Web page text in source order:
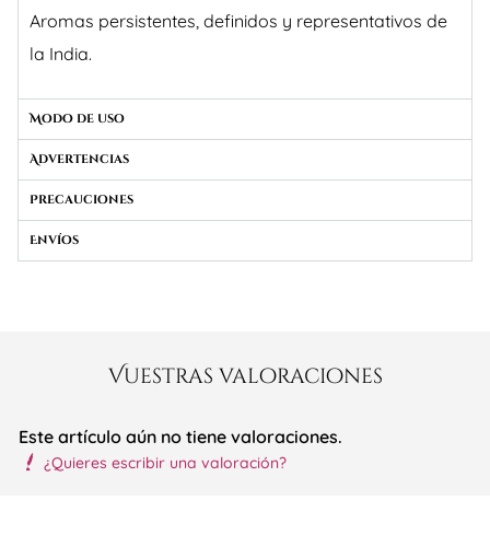
Aromas persistentes, definidos y representativos de
la India.
Modo de uso
Advertencias
Precauciones
Envíos
Vuestras valoraciones
Este artículo aún no tiene valoraciones.
¿Quieres escribir una valoración?